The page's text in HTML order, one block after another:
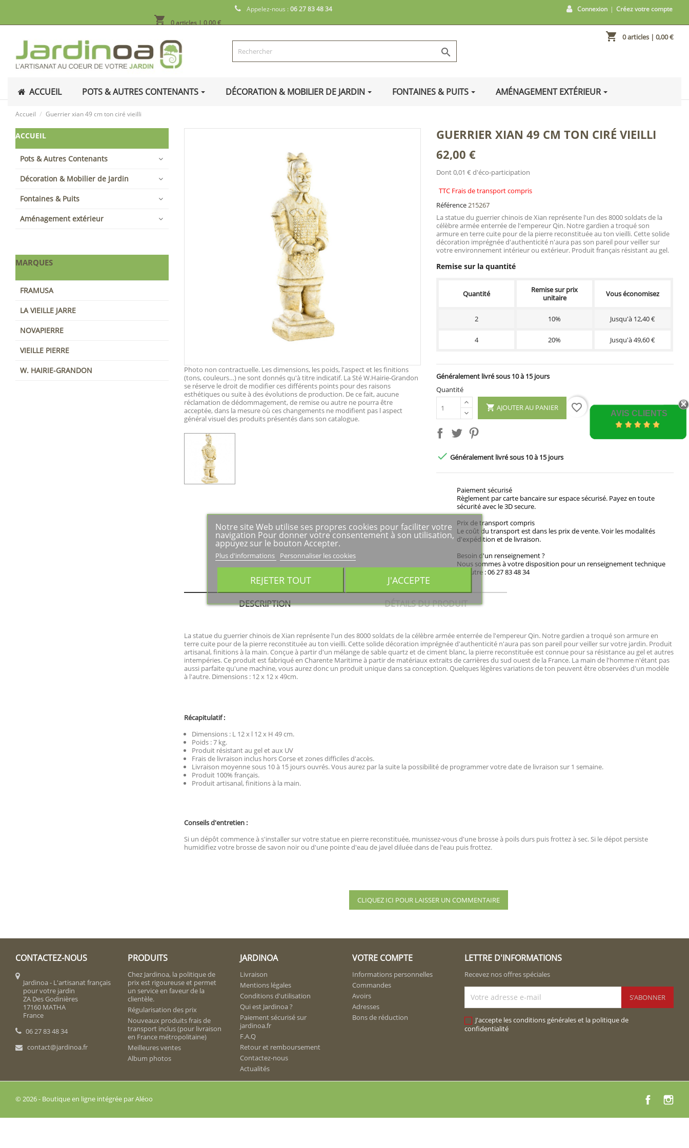
Appelez-nous :06 27 83 48 34 Connexion | Créez votre compte
shopping_cart 0 articles| 0,00 €

shopping_cart 0 articles| 0,00 €
ACCUEIL POTS & AUTRES CONTENANTS DÉCORATION & MOBILIER DE JARDIN FONTAINES & PUITS AMÉNAGEMENT EXTÉRIEUR
Accueil Guerrier xian 49 cm ton ciré vieilli
ACCUEIL
Pots & Autres Contenants
Décoration & Mobilier de Jardin
Fontaines & Puits
Aménagement extérieur
MARQUES
FRAMUSA
LA VIEILLE JARRE
NOVAPIERRE
VIEILLE PIERRE
W. HAIRIE-GRANDON
Photo non contractuelle. Les dimensions, les poids, l'aspect et les finitions
(tons, couleurs…) ne sont donnés qu'à titre indicatif. La Sté W.Hairie-Grandon
se réserve le droit de modifier ces différents points pour des raisons
esthétiques ou suite à des évolutions de production. De ce fait, aucune
réclamation de dédommagement, de remise ou autre ne pourra être
acceptée, dans la mesure où ces changements ne modifient pas l aspect
général visuel des produits présentés dans son catalogue.
GUERRIER XIAN 49 CM TON CIRÉ VIEILLI
62,00 €
Dont 0,01 € d'éco-participation
TTC Frais de transport compris
Référence215267
La statue du guerrier chinois de Xian représente l'un des 8000 soldats de la
célèbre armée enterrée de l'empereur Qin. Notre gardien a troqué son
armure en terre cuite pour de la pierre reconstituée au ton vieilli. Cette solide
décoration imprégnée d'authenticité n'aura pas son pareil pour veiller sur
votre environnement intérieur ou extérieur. Produit français résistant au gel.
Remise sur la quantité
Quantité
Remise sur prix
unitaire
Vous économisez
2 10% Jusqu'à 12,40 €
4 20% Jusqu'à 49,60 €
Généralement livré sous 10 à 15 jours
Quantité
 AJOUTER AU PANIER favorite_border
 Généralement livré sous 10 à 15 jours
Paiement sécurisé
Règlement par carte bancaire sur espace sécurisé. Payez en toute
sécurité avec le 3D secure.
Prix de transport compris
Le coût du transport est dans les prix de vente. Voir les modalités
d'expédition et de livraison.
Besoin d'un renseignement ?
Nous sommes à votre disposition pour un renseignement technique
ou autre : 06 27 83 48 34
DESCRIPTION DÉTAILS DU PRODUIT
La statue du guerrier chinois de Xian représente l'un des 8000 soldats de la célèbre armée enterrée de l'empereur Qin. Notre gardien a troqué son armure en
terre cuite pour de la pierre reconstituée au ton vieilli. Cette solide décoration imprégnée d'authenticité n'aura pas son pareil pour veiller sur votre jardin. Produit
artisanal, finitions à la main. Conçue à partir d'un mélange de sable quartz et de ciment blanc, la pierre reconstituée est connue pour sa résistance au gel et autres
intempéries. Ce produit est fabriqué en Charente Maritime à partir de matériaux extraits de carrières du sud ouest de la France. La main de l'homme n'étant pas
aussi parfaite qu'une machine, vous aurez donc un produit unique dans sa conception. Quelques légères variations de ton peuvent être observées d'un modèle
à l'autre. Dimensions : 12 x 12 x 49cm.
Récapitulatif :
Dimensions : L 12 x l 12 x H 49 cm.
Poids : 7 kg.
Produit résistant au gel et aux UV
Frais de livraison inclus hors Corse et zones difficiles d'accès.
Livraison moyenne sous 10 à 15 jours ouvrés. Vous aurez par la suite la possibilité de programmer votre date de livraison sur 1 semaine.
Produit 100% français.
Produit artisanal, finitions à la main.
Conseils d'entretien :
Si un dépôt commence à s'installer sur votre statue en pierre reconstituée, munissez-vous d'une brosse à poils durs puis frottez à sec. Si le dépot persiste
humidifiez votre brosse de savon noir ou d'une pointe d'eau de javel diluée dans de l'eau puis frottez.
CLIQUEZ ICI POUR LAISSER UN COMMENTAIRE
CONTACTEZ-NOUS
Jardinoa - L'artisanat français
pour votre jardin
ZA Des Godinières
17160 MATHA
France
06 27 83 48 34
contact@jardinoa.fr
PRODUITS
Chez Jardinoa, la politique de
prix est rigoureuse et permet
un service en faveur de la
clientèle.
Régularisation des prix
Nouveaux produits frais de
transport inclus (pour livraison
en France métropolitaine)
Meilleures ventes
Album photos
JARDINOA
Livraison
Mentions légales
Conditions d'utilisation
Qui est Jardinoa ?
Paiement sécurisé sur
jardinoa.fr
F.A.Q
Retour et remboursement
Contactez-nous
Actualités
VOTRE COMPTE
Informations personnelles
Commandes
Avoirs
Adresses
Bons de réduction
LETTRE D'INFORMATIONS
Recevez nos offres spéciales
J'accepte les conditions générales et la politique de
confidentialité
AVIS CLIENTS
Notre site Web utilise ses propres cookies pour faciliter votre
navigation Pour donner votre consentement à son utilisation,
appuyez sur le bouton Accepter.
Plus d'informations Personnaliser les cookies
REJETER TOUT J'ACCEPTE
© 2026 - Boutique en ligne intégrée par Aléoo Facebook